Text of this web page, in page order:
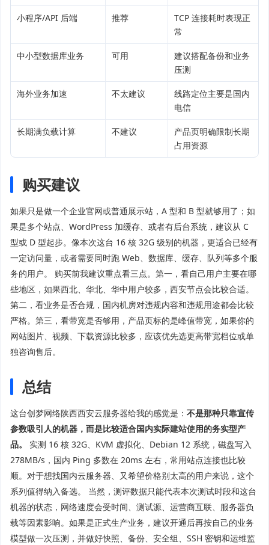
小程序/API 后端 推荐
TCP 连接耗时表现正
常
中小型数据库业务 可用
建议搭配备份和业务
压测
海外业务加速 不太建议
线路定位主要是国内
电信
长期满负载计算 不建议
产品页明确限制长期
占用资源
购买建议
如果只是做一个企业官网或普通展示站，A 型和 B 型就够用了；如
果是多个站点、WordPress 加缓存、或者有后台系统，建议从 C
型或 D 型起步。像本次这台 16 核 32G 级别的机器，更适合已经有
一定访问量，或者需要同时跑 Web、数据库、缓存、队列等多个服
务的用户。 购买前我建议重点看三点。第一，看自己用户主要在哪
些地区，如果西北、华北、华中用户较多，西安节点会比较合适。
第二，看业务是否合规，国内机房对违规内容和违规用途都会比较
严格。第三，看带宽是否够用，产品页标的是峰值带宽，如果你的
网站图片、视频、下载资源比较多，应该优先选更高带宽档位或单
独咨询售后。
总结
这台创梦网络陕西西安云服务器给我的感觉是： 不是那种只靠宣传
参数吸引人的机器，而是比较适合国内实际建站使用的务实型产
品。
实测 16 核 32G、KVM 虚拟化、Debian 12 系统，磁盘写入
278MB/s，国内 Ping 多数在 20ms 左右，常用站点连接也比较
顺。对于想找国内云服务器、又希望价格别太高的用户来说，这个
系列值得纳入备选。 当然，测评数据只能代表本次测试时段和这台
机器的状态，网络速度会受时间、测试源、运营商互联、服务器负
载等因素影响。如果是正式生产业务，建议开通后再按自己的业务
模型做一次压测，并做好快照、备份、安全组、SSH 密钥和运维监